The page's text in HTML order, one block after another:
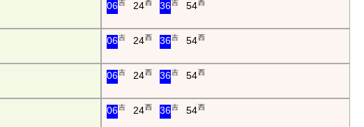
06吉 24西 36吉 54西
06吉 24西 36吉 54西
06吉 24西 36吉 54西
06吉 24西 36吉 54西